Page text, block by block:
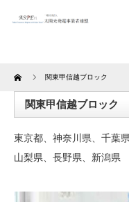
Home 関東甲信越ブロック
関東甲信越ブロック
東京都、神奈川県、千葉
山梨県、長野県、新潟県